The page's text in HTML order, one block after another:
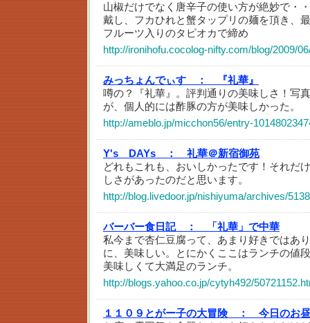
山椒だけでなく唐辛子の使い方が絶妙で・
戴し、フカひれと蟹タップリの麺を頂き、
フルーツ入りのタピオカで締め
http://ironihofu.cocolog-nifty.com/blog/2009/
みっちょんでぃす ：
『礼華』
噂の？『礼華』。評判通りの美味しさ！写
が、個人的には酢豚の方が美味しかった。
http://ameblo.jp/micchon56/entry-
Y's DAYs ：
礼華＠新宿御苑
どれもこれも、おいしかったです！それだ
しさがあったのだと思います。
http://blog.livedoor.jp/nishiyuma/archives/
バーバー食日記 ：
「礼華」で中華
私今まで杏仁豆腐って、あまり好きではあ
に、美味しい。とにかくここはランチの値
美味しくて大満足のランチ。
http://blogs.yahoo.co.jp/cytyh492/
１１０９とがー子の大冒険 ：
今日のお昼